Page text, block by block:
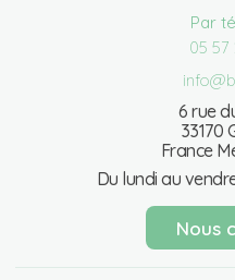
Par
05 57
6 rue
33170
France
Du lundi au
Nous